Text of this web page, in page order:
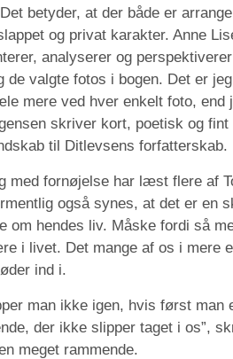
betyder, at der både er
og privat karakter. Anne
analyserer og
de valgte fotos i bogen. Det er
mere ved hver enkelt foto, end
skriver kort, poetisk og
til Ditlevsens forfatterskab.
med fornøjelse har læst flere af
også synes, at det er en
om hendes liv. Måske fordi så
i livet. Det mange af os i mere
ind i.
man ikke igen, hvis først man
der ikke slipper taget i os”,
meget rammende.